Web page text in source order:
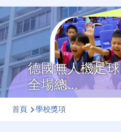
德國無人機足
全場總...
導
首頁 學校獎項